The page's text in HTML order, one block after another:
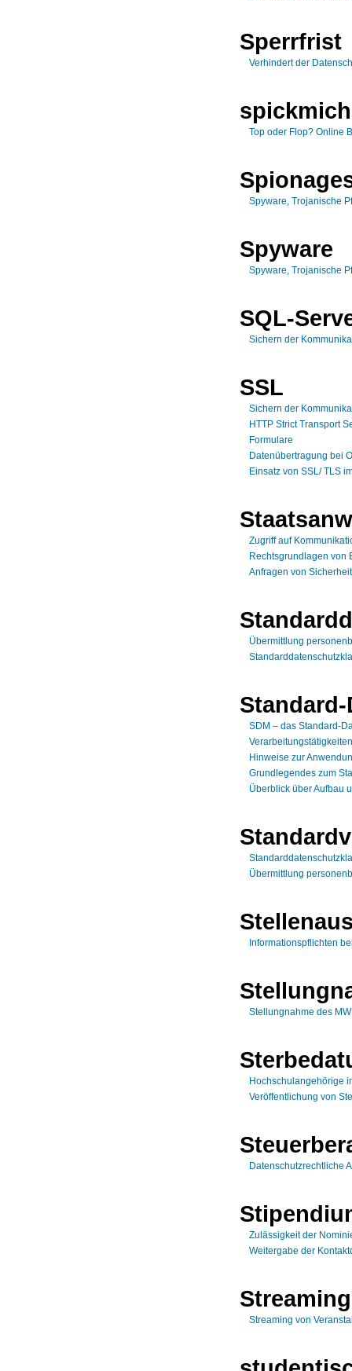
Sperrfrist
Verhindert der
Top oder Flop? Online
Spyware, Trojanische
Spyware
Spyware, Trojanische
SQL-
Sichern der
SSL
Sichern der
HTTP Strict Transport
Formulare
Datenübertragung bei
Einsatz von SSL/ TLS
Zugriff auf
Rechtsgrundlagen von
Anfragen von
Übermittlung
SDM – das Standard-
Hinweise zur
Grundlegendes zum
Überblick über Aufbau
Übermittlung
Informationspflichten
Stellungnahme des
Hochschulangehörige
Veröffentlichung von
Datenschutzrechtliche
Zulässigkeit der
Weitergabe der
Streaming
Streaming von